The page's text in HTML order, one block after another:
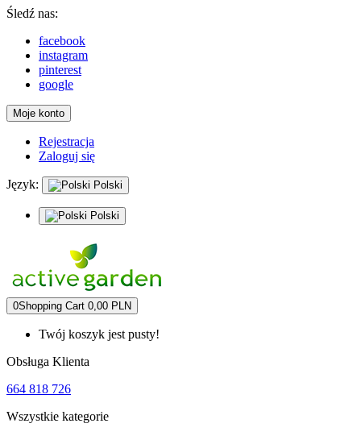
Śledź nas:
facebook
instagram
pinterest
google
Moje konto
Rejestracja
Zaloguj się
Język: Polski
Polski
0Shopping Cart 0,00 PLN
Twój koszyk jest pusty!
Obsługa Klienta
664 818 726
Wszystkie kategorie